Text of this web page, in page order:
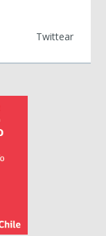
Twittear